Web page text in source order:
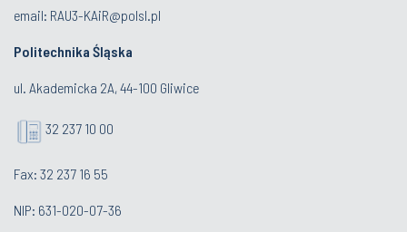
email: RAU3-KAiR@polsl.pl
Politechnika Śląska
ul. Akademicka 2A, 44-100 Gliwice
32 237 10 00
Fax: 32 237 16 55
NIP: 631-020-07-36